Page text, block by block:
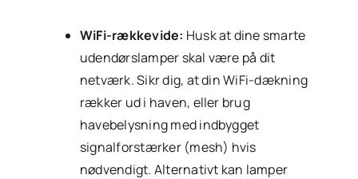
WiFi-rækkevide: Husk at dine smarte
udendørslamper skal være på dit
netværk. Sikr dig, at din WiFi-dækning
rækker ud i haven, eller brug
havebelysning med indbygget
signalforstærker (mesh) hvis
nødvendigt. Alternativt kan lamper